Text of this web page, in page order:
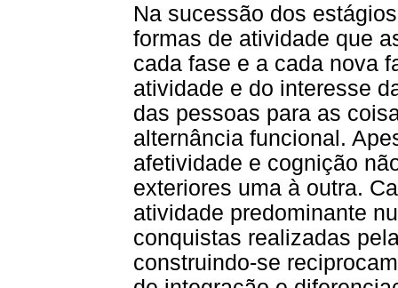
Na sucessão dos
formas de atividade que
cada fase e a cada nova
atividade e do interesse
das pessoas para as
alternância funcional.
afetividade e cognição
exteriores uma à outra.
atividade predominante
conquistas realizadas
construindo-se